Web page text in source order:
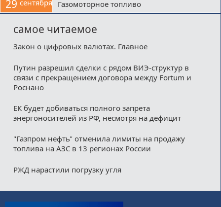
29 сентября Газомоторное топливо
самое читаемое
Закон о цифровых валютах. Главное
Путин разрешил сделки с рядом ВИЭ-структур в
связи с прекращением договора между Fortum и
Роснано
ЕК будет добиваться полного запрета
энергоносителей из РФ, несмотря на дефицит
"Газпром нефть" отменила лимиты на продажу
топлива на АЗС в 13 регионах России
РЖД нарастили погрузку угля